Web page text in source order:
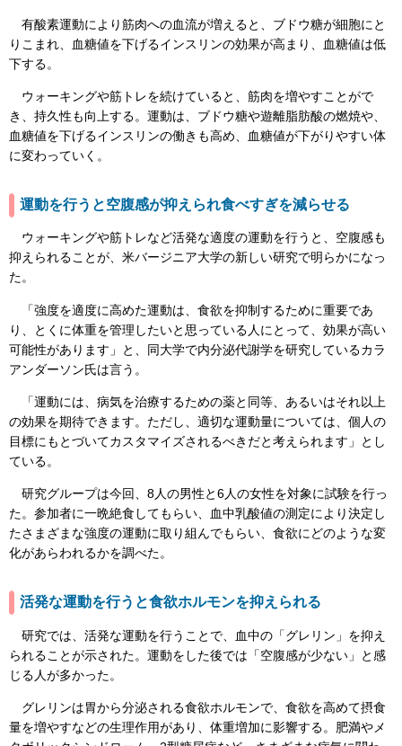
有酸素運動により筋肉への血流が増えると、ブドウ糖が細胞にと
りこまれ、血糖値を下げるインスリンの効果が高まり、血糖値は低
下する。
ウォーキングや筋トレを続けていると、筋肉を増やすことがで
き、持久性も向上する。運動は、ブドウ糖や遊離脂肪酸の燃焼や、
血糖値を下げるインスリンの働きも高め、血糖値が下がりやすい体
に変わっていく。
運動を行うと空腹感が抑えられ食べすぎを減らせる
ウォーキングや筋トレなど活発な適度の運動を行うと、空腹感も
抑えられることが、米バージニア大学の新しい研究で明らかになっ
た。
「強度を適度に高めた運動は、食欲を抑制するために重要であ
り、とくに体重を管理したいと思っている人にとって、効果が高い
可能性があります」と、同大学で内分泌代謝学を研究しているカラ
アンダーソン氏は言う。
「運動には、病気を治療するための薬と同等、あるいはそれ以上
の効果を期待できます。ただし、適切な運動量については、個人の
目標にもとづいてカスタマイズされるべきだと考えられます」とし
ている。
研究グループは今回、8人の男性と6人の女性を対象に試験を行っ
た。参加者に一晩絶食してもらい、血中乳酸値の測定により決定し
たさまざまな強度の運動に取り組んでもらい、食欲にどのような変
化があらわれるかを調べた。
活発な運動を行うと食欲ホルモンを抑えられる
研究では、活発な運動を行うことで、血中の「グレリン」を抑え
られることが示された。運動をした後では「空腹感が少ない」と感
じる人が多かった。
グレリンは胃から分泌される食欲ホルモンで、食欲を高めて摂食
量を増やすなどの生理作用があり、体重増加に影響する。肥満やメ